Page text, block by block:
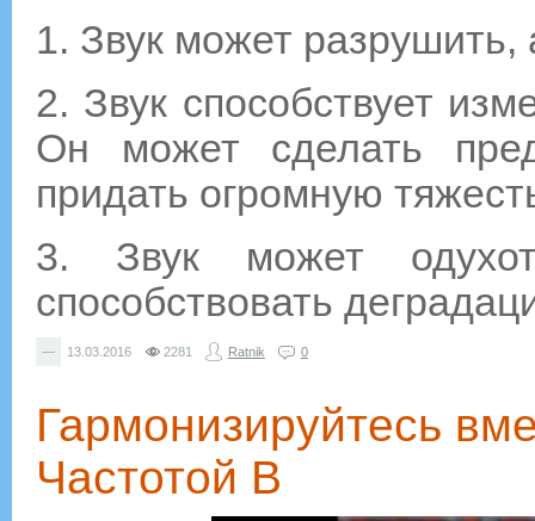
1. Звук может разрушить,
2. Звук способствует
Он может сделать
придать огромную
3. Звук может
способствовать
— 13.03.2016 2281 Ratnik 0
Гармонизируйтесь
Частотой В